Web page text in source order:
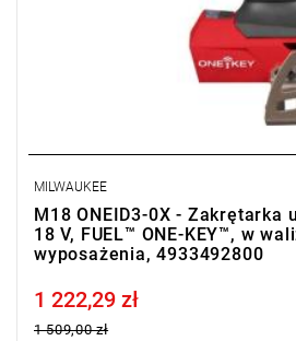
MILWAUKEE
M18 ONEID3-0X - Zakrętarka
18 V, FUEL™ ONE-KEY™, w
wyposażenia, 4933492800
Price tax included
1 222,29 zł
1 509,00 zł